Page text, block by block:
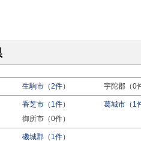
生駒市（2件） 宇陀郡（0
香芝市（1件） 葛城市（1
御所市（0件）
磯城郡（1件）